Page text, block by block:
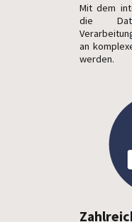
Mit dem
die
an
werden.